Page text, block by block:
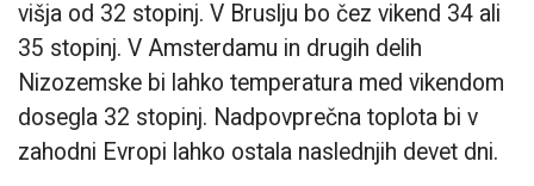
višja od 32 stopinj. V Bruslju bo čez vikend 34 ali
35 stopinj. V Amsterdamu in drugih delih
Nizozemske bi lahko temperatura med vikendom
dosegla 32 stopinj. Nadpovprečna toplota bi v
zahodni Evropi lahko ostala naslednjih devet dni.